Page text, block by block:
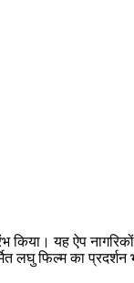
किया। यह ऐप
फिल्म का